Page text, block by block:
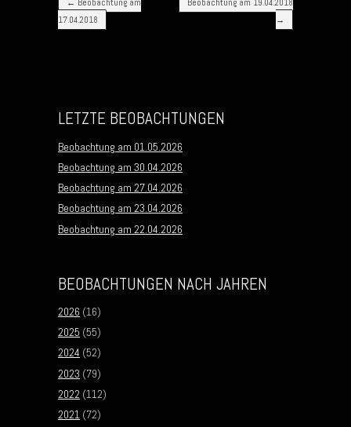
← Beobachtung am
17.04.2018
Beobachtung am 19.04.2018
→
LETZTE BEOBACHTUNGEN
Beobachtung am 01.05.2026
Beobachtung am 30.04.2026
Beobachtung am 27.04.2026
Beobachtung am 23.04.2026
Beobachtung am 22.04.2026
BEOBACHTUNGEN NACH JAHREN
2026 (16)
2025 (55)
2024 (52)
2023 (79)
2022 (112)
2021 (72)